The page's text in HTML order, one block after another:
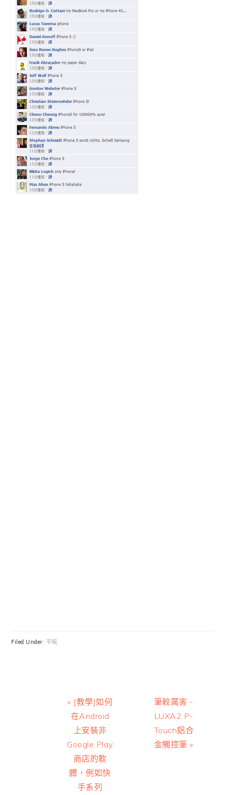
Filed Under: 平板
Previous
Post:
« [教學]如何
在Android
上安裝非
Google Play
商店的軟
體，例如快
手系列
Next
Post:
筆較厲害 -
LUXA2 P-
Touch鋁合
金觸控筆 »